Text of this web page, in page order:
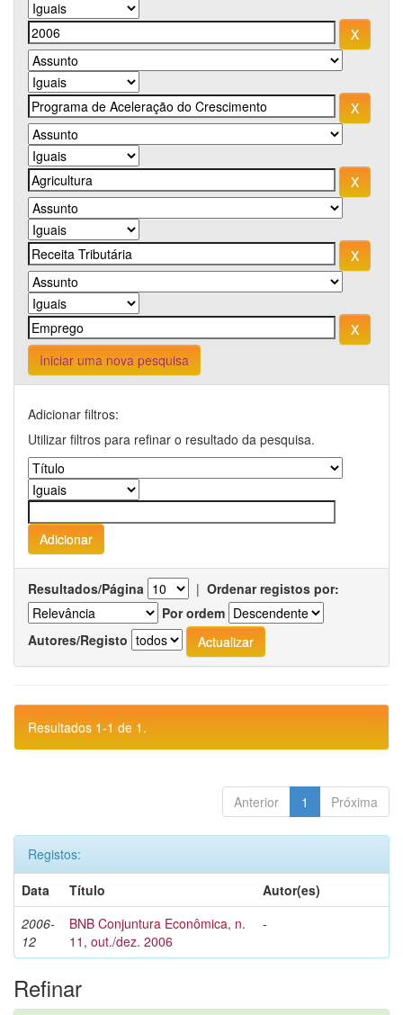
Iniciar uma nova pesquisa
Adicionar filtros:
Utilizar filtros para refinar o resultado da pesquisa.
Resultados/Página | Ordenar registos por:
Por ordem
Autores/Registo
Resultados 1-1 de 1.
Anterior 1 Próxima
Registos:
Data
Título
Autor(es)
2006-
12
BNB Conjuntura Econômica, n.
11, out./dez. 2006
-
Refinar